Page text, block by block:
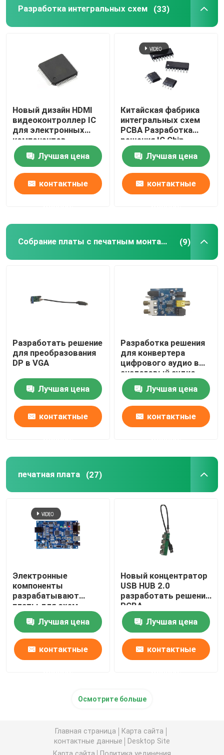
Путешествие фабрики
Проверка качества
Свяжитесь мы
дизайн микросхемы ic
Собрание платы с печатным монтажом
Собрание PCB
Видеочип HDMI
Аудио микросхема
Обломок IC усилителя
Периферийный USB-чип
Обломоки управления силы
Игрушка ИС
Разработка интегральных схем (33)
Новый дизайн HDMI
видеоконтроллер IC
для электронных
компонентов
Лучшая цена
контактные
Китайская фабрика
интегральных схем
PCBA Разработка
решения IC Chip
Design
Лучшая цена
контактные
Собрание платы с печатным монтажом (9)
Разработать решение
для преобразования
DP в VGA
Лучшая цена
контактные
Разработка решения
для конвертера
цифрового аудио в
аналоговый аудио
PCBA
Лучшая цена
контактные
печатная плата (27)
Электронные
компоненты
разрабатывают
платы для схем
поставщик PCBA
Лучшая цена
контактные
Новый концентратор
USB HUB 2.0
разработать решение
PCBA
Лучшая цена
контактные
Осмотрите больше
Главная страница
Карта сайта
контактные данные
Desktop Site